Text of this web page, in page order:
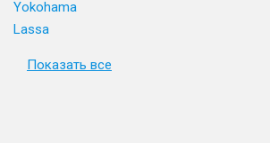
Yokohama
Lassa
Показать все